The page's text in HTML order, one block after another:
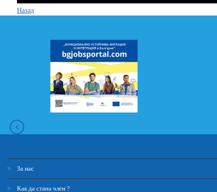
Назад
За нас
Как да стана член ?